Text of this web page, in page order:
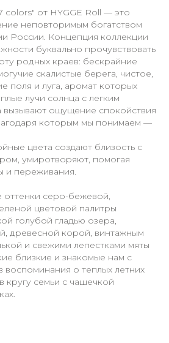
colors" от HYGGE Roll — это
неповторимым богатством
России. Концепция коллекции
буквально прочувствовать
родных краев: бескрайние
скалистые берега, чистое,
поля и луга, аромат которых
лучи солнца с легким
вызывают ощущение спокойствия
которым мы понимаем —
цвета создают близость с
умиротворяют, помогая
и переживания.
оттенки серо-бежевой,
цветовой палитры
голубой гладью озера,
древесной корой, винтажным
и свежими лепестками мяты
близкие и знакомые нам с
воспоминания о теплых летних
кругу семьи с чашечкой